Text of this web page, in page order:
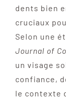
dents bien
cruciaux
Selon une
Journal of
un visage
confiance,
le contexte